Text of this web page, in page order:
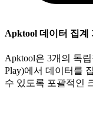
Apktool 데이터 집계
Apktool은 3개의 독
Play)에서 데이터를
수 있도록 포괄적인